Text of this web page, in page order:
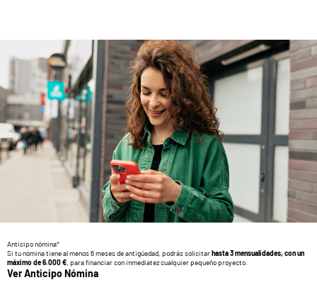
Anticipo nómina*
Si tu nómina tiene al menos 6 meses de antigüedad, podrás solicitar hasta 3 mensualidades, con un
máximo de 6.000 €, para financiar con inmediatez cualquier pequeño proyecto.
Ver Anticipo Nómina